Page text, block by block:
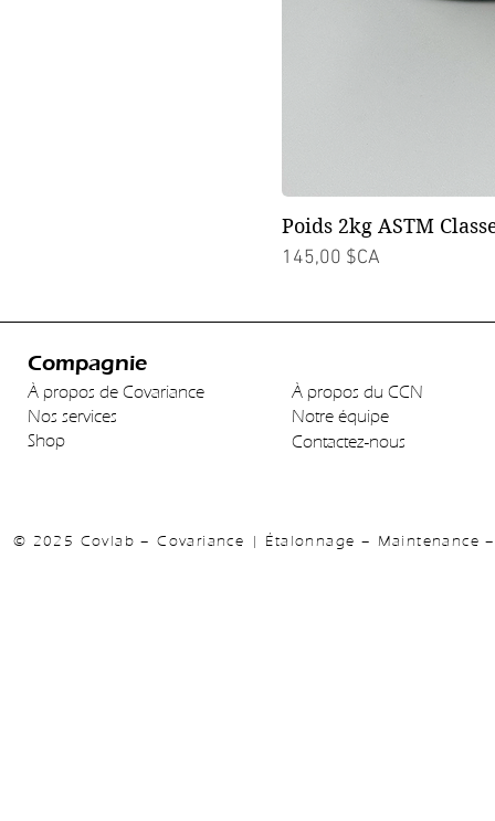
Poids 2kg ASTM
Prix
145,00 $CA
Compagnie
À propos de Covariance
Nos services
Shop
À propos du CCN
Notre équipe
Contactez-nous
© 2025 Covlab – Covariance | Étalonnage – Maintenance